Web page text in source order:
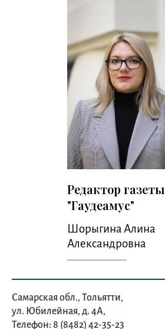
Редактор газеты
"Гаудеамус"
Шорыгина Алина
Александровна
Самарская обл., Тольятти,
ул. Юбилейная, д. 4А,
Телефон: 8 (8482) 42-35-23